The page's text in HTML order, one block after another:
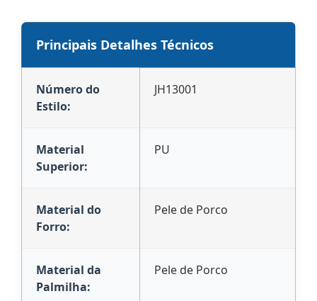
Principais Detalhes Técnicos
Número do
Estilo:
JH13001
Material
Superior:
PU
Material do
Forro:
Pele de Porco
Material da
Palmilha:
Pele de Porco